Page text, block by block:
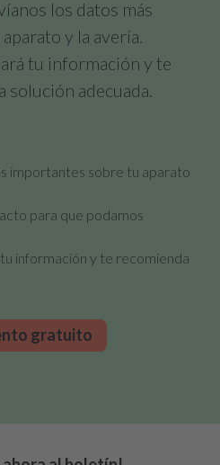
los datos más
y la avería.
tu información y te
solución adecuada.
importantes sobre tu aparato
para que podamos
información y te recomienda
gratuito